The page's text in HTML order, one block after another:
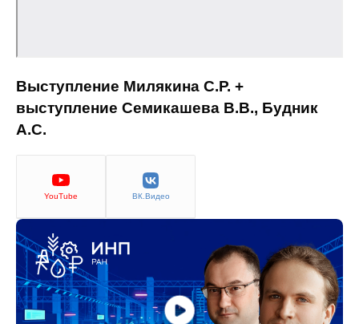
Энергетический семинар
Российско-французский семинар
Отрасли и регионы
Inforum
Ученый совет
Материалы
Выступление Милякина С.Р. +
выступление Семикашева В.В., Будник
А.С.
YouTube ВК.Видео